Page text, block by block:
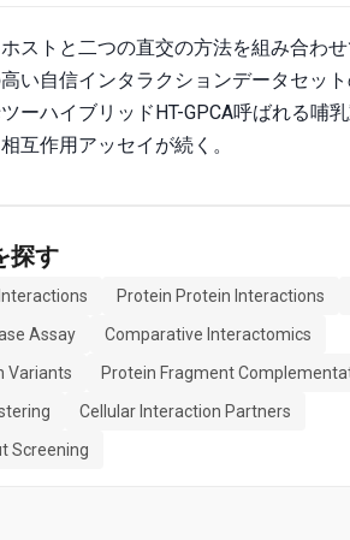
ストと二つの直交の方法を組み合わ
い自信インタラクションデータセッ
ー​​ハイブリッドHT-GPCA呼ばれる哺
互作用アッセイが続く。
探す
Protein Protein Interactions
Assay
Comparative Interactomics
Variants
Protein Fragment
Cellular Interaction Partners
Screening